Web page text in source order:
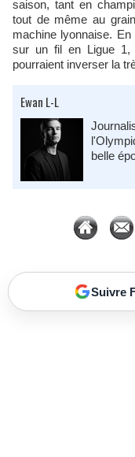
saison, tant en
tout de même au
machine lyonnaise.
sur un fil en Ligue 1,
pourraient inverser la
Ewan L-L
belle
Suivre